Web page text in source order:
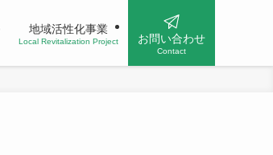
地域活性化事業
Local Revitalization Project お問い合わせ
Contact